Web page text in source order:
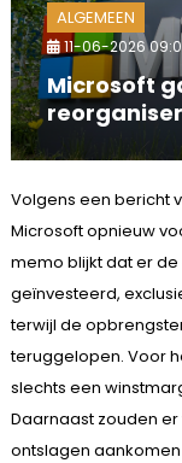
ALGEMEEN
11-06-2026
Microsoft
Volgens een bericht
Microsoft opnieuw
memo blijkt dat er
geïnvesteerd,
terwijl de
teruggelopen. Voor
slechts een
Daarnaast zouden
ontslagen